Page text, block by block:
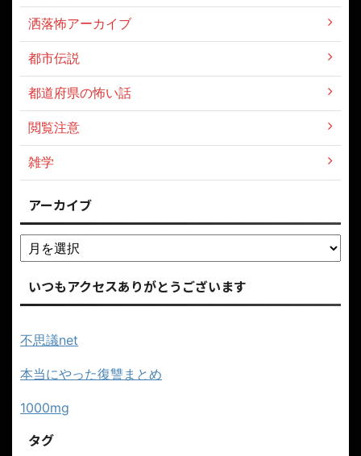
洒落怖アーカイブ
都市伝説
都道府県の怖い話
閲覧注意
雑学
アーカイブ
いつもアクセスありがとうございます
不思議net
本当にやった復讐まとめ
1000mg
タグ